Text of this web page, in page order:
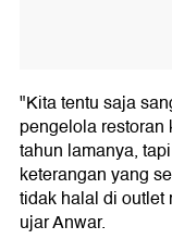
"Kita tentu saja
pengelola
tahun lamanya,
keterangan yang
tidak halal di outlet
ujar Anwar.